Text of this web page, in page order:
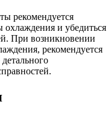
рекомендуется
охлаждения и убедиться
При возникновении
рекомендуется